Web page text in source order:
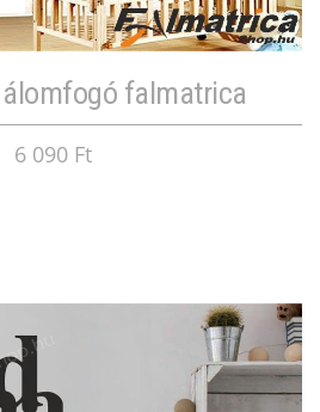
falmatrica
6 090 Ft